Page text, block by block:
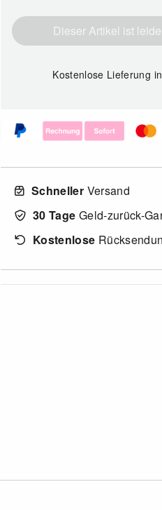
Dieser Artikel ist
Kostenlose Lieferung
Schneller Versand
30 Tage Geld-zurück-
Kostenlose